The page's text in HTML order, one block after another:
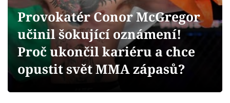
Videa
Sledujte prima+
Provokatér Conor McGregor
učinil šokující oznámení!
Proč ukončil kariéru a chce
opustit svět MMA zápasů?